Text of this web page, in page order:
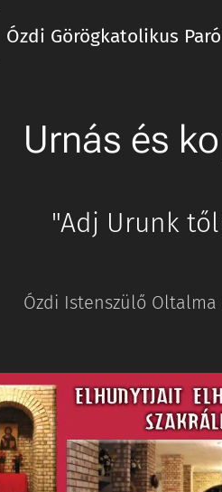
Ózdi Görögkatolikus
Urnás és
"Adj Urunk
Ózdi Istenszülő